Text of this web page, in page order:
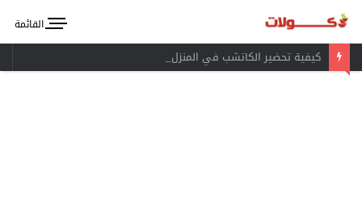
القائمة
كيفية تحضير الكاتشب في المنزل